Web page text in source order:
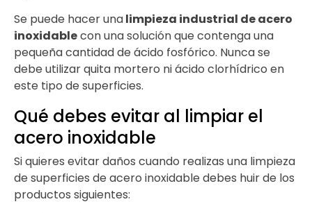
Se puede hacer unalimpieza industrial de acero
inoxidablecon una solución que contenga una
pequeña cantidad de ácido fosfórico. Nunca se
debe utilizar quita mortero ni ácido clorhídrico en
este tipo de superficies.
Qué debes evitar al limpiar el
acero inoxidable
Si quieres evitar daños cuando realizas una limpieza
de superficies de acero inoxidable debes huir de los
productos siguientes: